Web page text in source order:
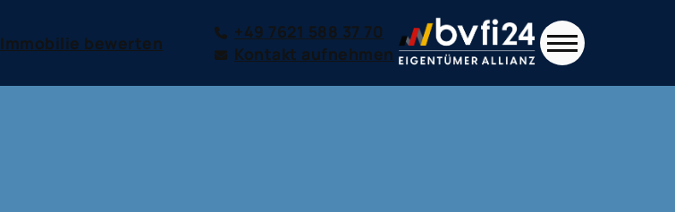
Immobilie bewerten
+49 7621 588 37 70
Kontakt aufnehmen